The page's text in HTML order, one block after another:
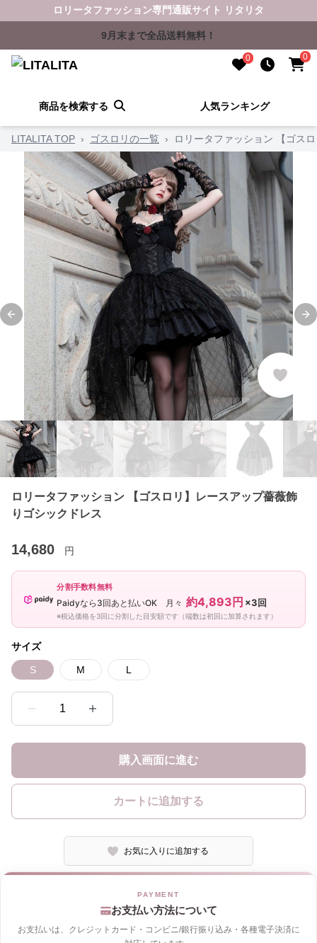
ロリータファッション専門通販サイト リタリタ
9月末まで全品送料無料！
0 0
商品を検索する 人気ランキング
LITALITA TOP › ゴスロリの一覧 › ロリータファッション 【ゴス
Previous slide
ロリータファッション 【ゴスロリ】レースアップ薔薇飾
りゴシックドレス
14,680 円
分割手数料無料
Paidyなら3回あと払いOK 月々 約4,893円 ×3回
※税込価格を3回に分割した目安額です（端数は初回に加算されます）
サイズ
S M L
1
購入画面に進む
カートに追加する
お気に入りに追加する
お支払い方法について
お支払いは、クレジットカード・コンビニ/銀行振り込み・各種電子決済に